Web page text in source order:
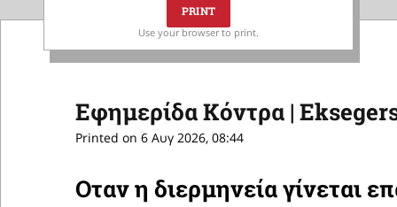
Use your browser to print.
Εφημερίδα Κόντρα |
Printed on 6 Αυγ 2026, 08:44
Οταν η διερμηνεία γίνεται